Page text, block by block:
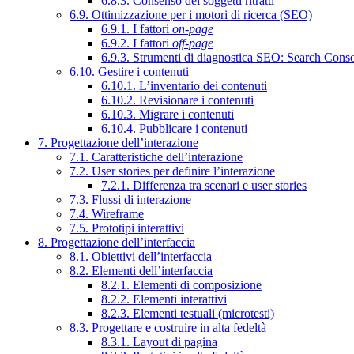
6.9. Ottimizzazione per i motori di ricerca (SEO)
6.9.1. I fattori on-page
6.9.2. I fattori off-page
6.9.3. Strumenti di diagnostica SEO: Search
6.10. Gestire i contenuti
6.10.1. L’inventario dei contenuti
6.10.2. Revisionare i contenuti
6.10.3. Migrare i contenuti
6.10.4. Pubblicare i contenuti
7. Progettazione dell’interazione
7.1. Caratteristiche dell’interazione
7.2. User stories per definire l’interazione
7.2.1. Differenza tra scenari e user stories
7.3. Flussi di interazione
7.4. Wireframe
7.5. Prototipi interattivi
8. Progettazione dell’interfaccia
8.1. Obiettivi dell’interfaccia
8.2. Elementi dell’interfaccia
8.2.1. Elementi di composizione
8.2.2. Elementi interattivi
8.2.3. Elementi testuali (microtesti)
8.3. Progettare e costruire in alta fedeltà
8.3.1. Layout di pagina